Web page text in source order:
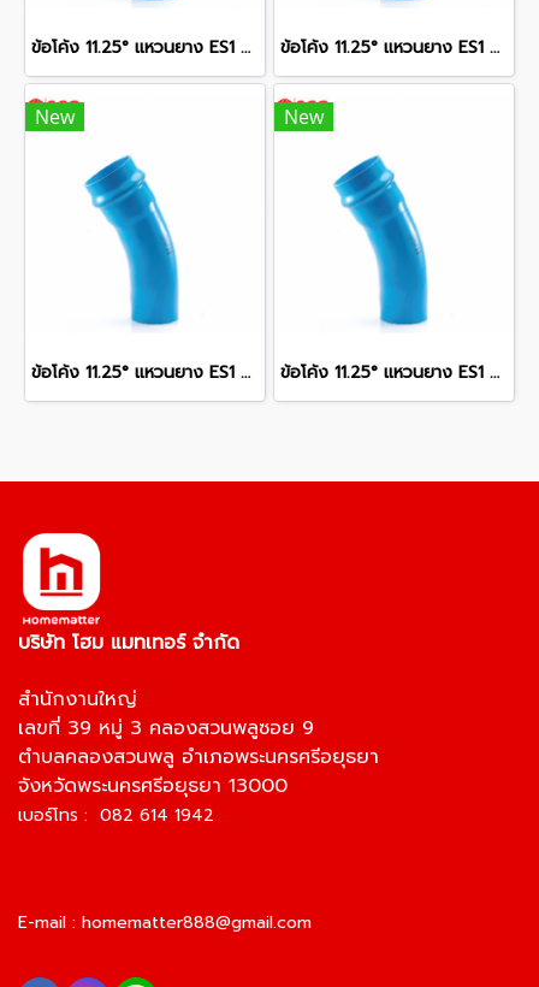
ข้อโค้ง 11.25° แหวนยาง ES1 SCG ขนาด 250 มม. (10 นิ้ว ) ชั้น 13.5 ข้อโค้ง 11.25° แหวนยาง ES1 SCG ขนาด 400 มม. (16 นิ้ว ) ชั้น 13.5
New
ข้อโค้ง 11.25° แหวนยาง ES1 SCG ขนาด 350 มม. (14 นิ้ว ) ชั้น 13.5
New
ข้อโค้ง 11.25° แหวนยาง ES1 SCG ขนาด 300 มม. (12 นิ้ว ) ชั้น 13.5
บริษัท โฮม แมทเทอร์ จำกัด
สำนักงานใหญ่
เลขที่ 39 หมู่ 3 คลองสวนพลูซอย 9
ตำบลคลองสวนพลู อำเภอพระนครศรีอยุธยา
จังหวัดพระนครศรีอยุธยา 13000
เบอร์โทร : 082 614 1942
E-mail : homematter888@gmail.com